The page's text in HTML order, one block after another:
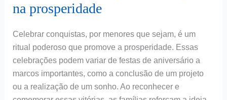
na prosperidade
Celebrar conquistas, por menores que sejam, é um
ritual poderoso que promove a prosperidade. Essas
celebrações podem variar de festas de aniversário a
marcos importantes, como a conclusão de um projeto
ou a realização de um sonho. Ao reconhecer e